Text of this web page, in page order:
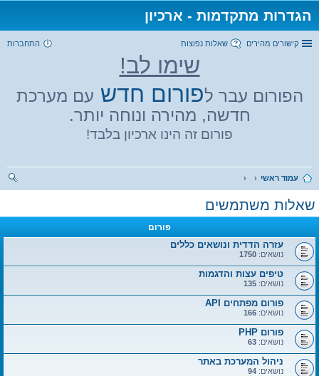
הגדרות מתקדמות - ארכיון
קישורים מהירים שאלות נפוצות התחברות
שימו לב!
הפורום עבר לפורום חדש עם מערכת
חדשה, מהירה ונוחה יותר.
פורום זה הינו ארכיון בלבד!
עמוד ראשי
שאלות משתמשים
פורום
עזרה הדדית ונושאים כללים
נושאים: 1750
טיפים עצות והדגמות
נושאים: 135
פורום מפתחים API
נושאים: 166
פורום PHP
נושאים: 63
ניהול המערכת באתר
נושאים: 94